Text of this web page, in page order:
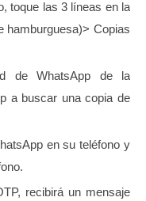
toque las 3 líneas en la
hamburguesa)> Copias
de WhatsApp de la
a buscar una copia de
en su teléfono y
recibirá un mensaje